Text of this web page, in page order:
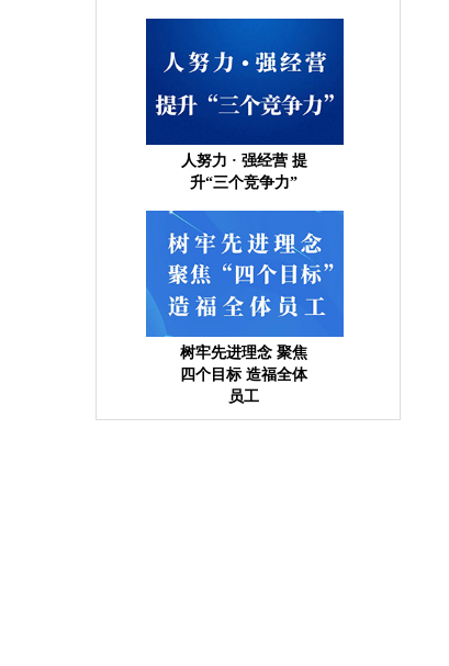
人努力 · 强经营 提
升“三个竞争力”
树牢先进理念 聚焦
四个目标 造福全体
员工